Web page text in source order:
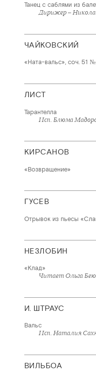
Танец с саблями из
Дирижер –
ЧАЙКОВСКИЙ
«Ната-вальс», соч. 51
ЛИСТ
Тарантелла
Исп. Блюма
КИРСАНОВ
«Возвращение»
ГУСЕВ
Отрывок из пьесы
НЕЗЛОБИН
«Клад»
Читает Ольга
И. ШТРАУС
Вальс
Исп. Наталия
ВИЛЬБОА